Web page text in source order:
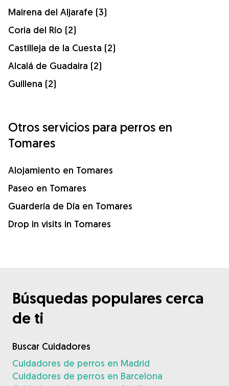
Mairena del Aljarafe (3)
Coria del Río (2)
Castilleja de la Cuesta (2)
Alcalá de Guadaira (2)
Guillena (2)
Otros servicios para perros en
Tomares
Alojamiento en Tomares
Paseo en Tomares
Guardería de Día en Tomares
Drop in visits in Tomares
Búsquedas populares cerca
de ti
Buscar Cuidadores
Cuidadores de perros en Madrid
Cuidadores de perros en Barcelona